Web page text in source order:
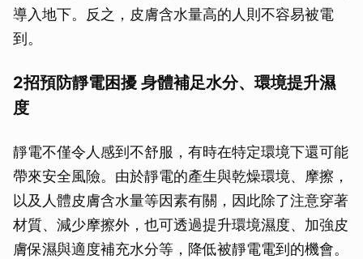
導入地下。反之，皮膚含水量高的人則不容易被電
到。
2招預防靜電困擾 身體補足水分、環境提升濕
度
靜電不僅令人感到不舒服，有時在特定環境下還可能
帶來安全風險。由於靜電的產生與乾燥環境、摩擦，
以及人體皮膚含水量等因素有關，因此除了注意穿著
材質、減少摩擦外，也可透過提升環境濕度、加強皮
膚保濕與適度補充水分等，降低被靜電電到的機會。